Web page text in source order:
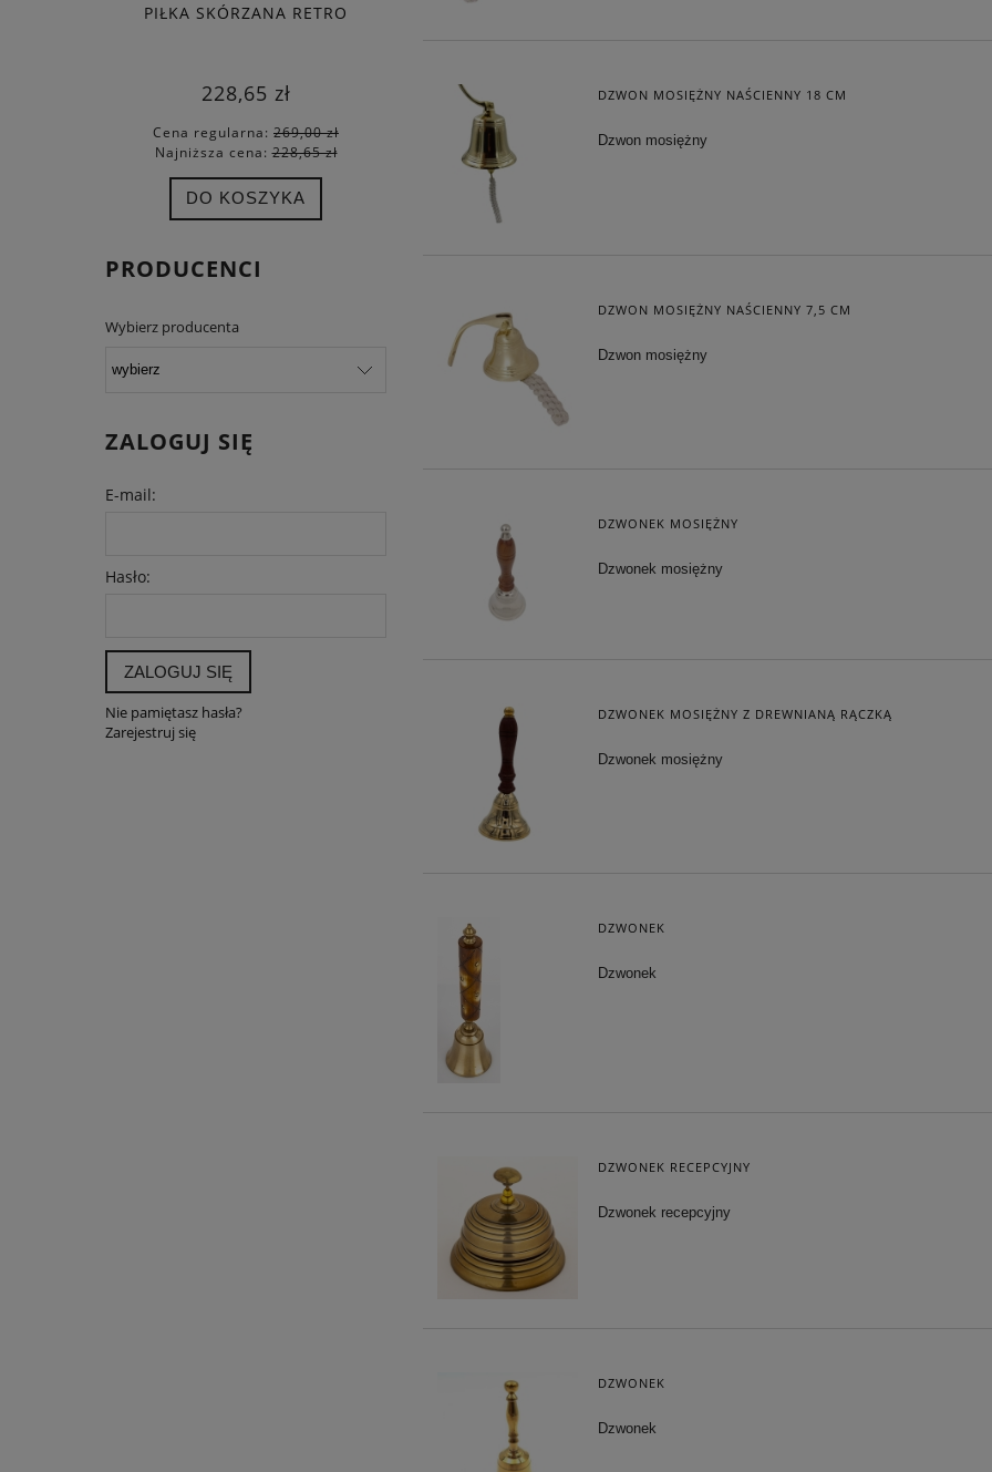
PIŁKA SKÓRZANA RETRO
228,65 zł
Cena regularna: 269,00 zł
Najniższa cena:228,65 zł
DO KOSZYKA
319,20 zł
Cena regularna:
399,00 zł
Najniższa cena:
DO KOSZYKA
55,25 zł
PRODUCENCI
Wybierz producenta
ZALOGUJ SIĘ
E-mail:
Hasło:
ZALOGUJ SIĘ
Nie pamiętasz hasła?
Zarejestruj się
DZWON MOSIĘŻNY NAŚCIENNY 18 CM
Dzwon mosiężny
DZWON MOSIĘŻNY NAŚCIENNY 7,5 CM
Dzwon mosiężny
DZWONEK MOSIĘŻNY
Dzwonek mosiężny
DZWONEK MOSIĘŻNY Z DREWNIANĄ RĄCZKĄ
Dzwonek mosiężny
DZWONEK
Dzwonek
DZWONEK RECEPCYJNY
Dzwonek recepcyjny
DZWONEK
Dzwonek